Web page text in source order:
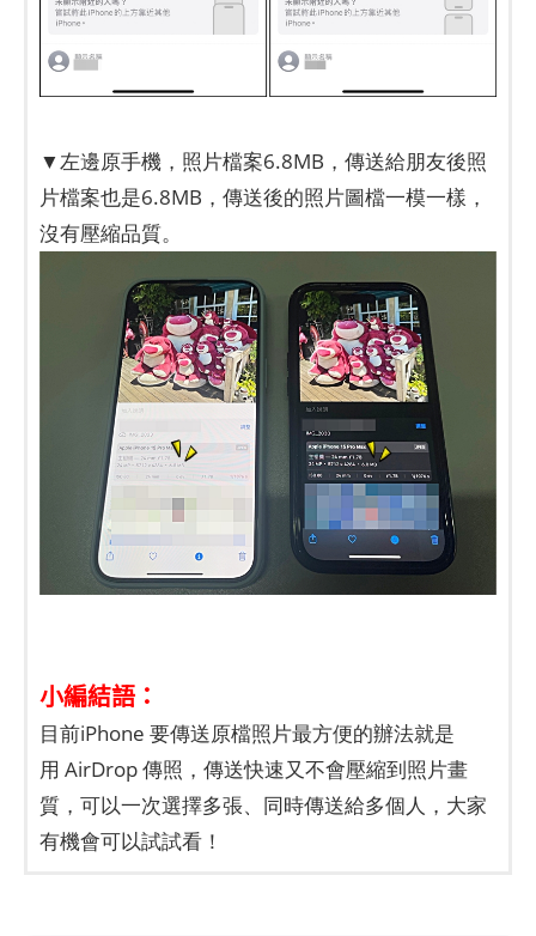
▼左邊原手機，照片檔案6.8MB，傳送給朋友後照
片檔案也是6.8MB，傳送後的照片圖檔一模一樣，
沒有壓縮品質。
小編結語：
目前iPhone 要傳送原檔照片最方便的辦法就是
用 AirDrop 傳照，傳送快速又不會壓縮到照片畫
質，可以一次選擇多張、同時傳送給多個人，大家
有機會可以試試看！